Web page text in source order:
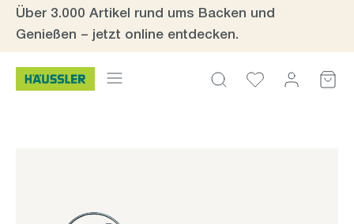
Zum Hauptinhalt springen
Über 3.000 Artikel rund ums Backen und
Genießen – jetzt online entdecken.